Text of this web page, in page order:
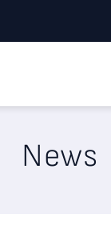
News